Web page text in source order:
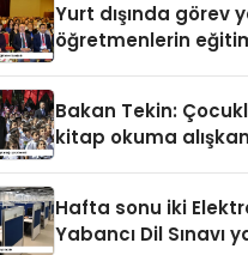
Yurt dışında görev
öğretmenlerin
Bakan Tekin:
kitap okuma
Hafta sonu iki
Yabancı Dil Sınavı